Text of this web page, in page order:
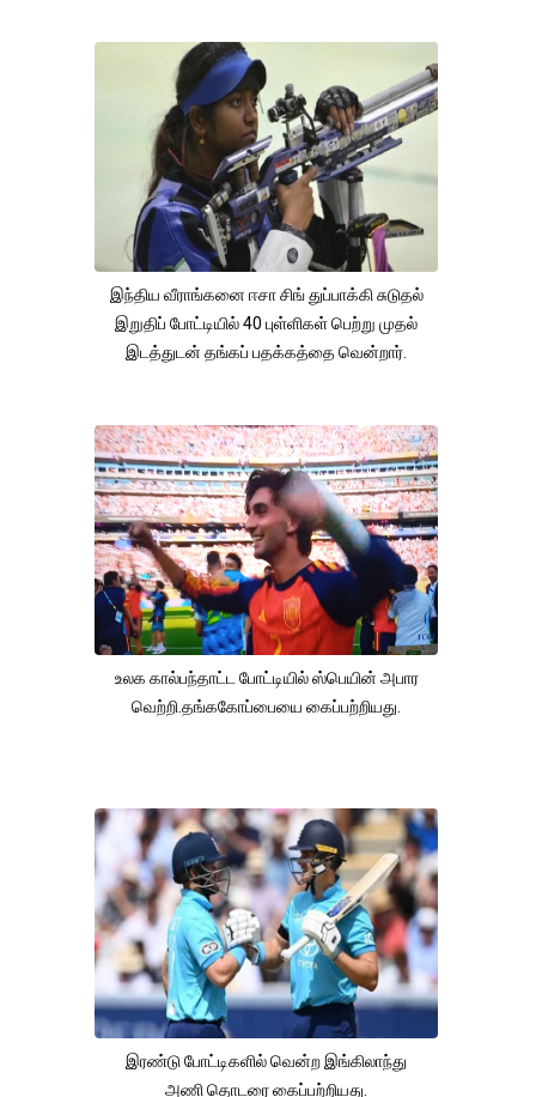
இந்திய வீராங்கனை ஈசா சிங் துப்பாக்கி சுடுதல்
இறுதிப் போட்டியில் 40 புள்ளிகள் பெற்று முதல்
இடத்துடன் தங்கப் பதக்கத்தை வென்றார்.
உலக கால்பந்தாட்ட போட்டியில் ஸ்பெயின் அபார
வெற்றி.தங்ககோப்பையை கைப்பற்றியது.
இரண்டு போட்டிகளில் வென்ற இங்கிலாந்து
அணி தொடரை கைப்பற்றியது.